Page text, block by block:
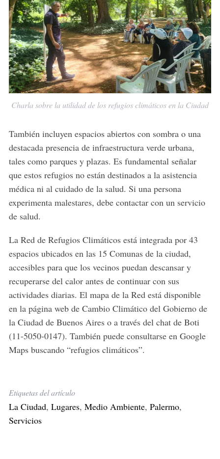
Charla sobre la utilidad de los refugios climáticos en la Ciudad
También incluyen espacios abiertos con sombra o una
destacada presencia de infraestructura verde urbana,
tales como parques y plazas. Es fundamental señalar
que estos refugios no están destinados a la asistencia
médica ni al cuidado de la salud. Si una persona
experimenta malestares, debe contactar con un servicio
de salud.
La Red de Refugios Climáticos está integrada por 43
espacios ubicados en las 15 Comunas de la ciudad,
accesibles para que los vecinos puedan descansar y
recuperarse del calor antes de continuar con sus
actividades diarias. El mapa de la Red está disponible
en la página web de Cambio Climático del Gobierno de
la Ciudad de Buenos Aires o a través del chat de Boti
(11-5050-0147). También puede consultarse en Google
Maps buscando “refugios climáticos”.
Etiquetas del artículo
La Ciudad, Lugares, Medio Ambiente, Palermo,
Servicios